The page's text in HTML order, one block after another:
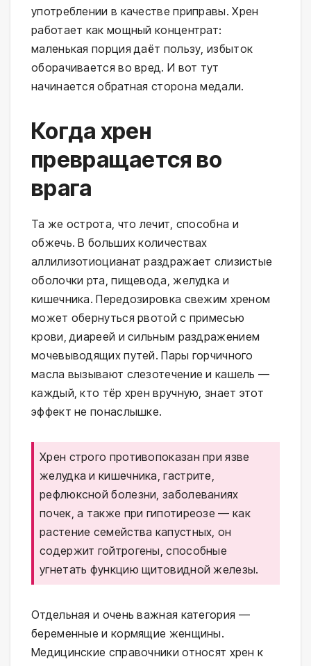
употреблении в качестве приправы. Хрен
работает как мощный концентрат:
маленькая порция даёт пользу, избыток
оборачивается во вред. И вот тут
начинается обратная сторона медали.
Когда хрен
превращается во
врага
Та же острота, что лечит, способна и
обжечь. В больших количествах
аллилизотиоцианат раздражает слизистые
оболочки рта, пищевода, желудка и
кишечника. Передозировка свежим хреном
может обернуться рвотой с примесью
крови, диареей и сильным раздражением
мочевыводящих путей. Пары горчичного
масла вызывают слезотечение и кашель —
каждый, кто тёр хрен вручную, знает этот
эффект не понаслышке.
Хрен строго противопоказан при язве
желудка и кишечника, гастрите,
рефлюксной болезни, заболеваниях
почек, а также при гипотиреозе — как
растение семейства капустных, он
содержит гойтрогены, способные
угнетать функцию щитовидной железы.
Отдельная и очень важная категория —
беременные и кормящие женщины.
Медицинские справочники относят хрен к